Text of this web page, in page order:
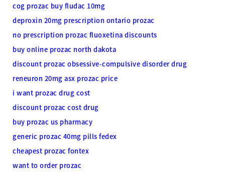
cog prozac buy fludac 10mg
deproxin 20mg prescription ontario prozac
no prescription prozac fluoxetina discounts
buy online prozac north dakota
discount prozac obsessive-compulsive disorder drug
reneuron 20mg asx prozac price
i want prozac drug cost
discount prozac cost drug
buy prozac us pharmacy
generic prozac 40mg pills fedex
cheapest prozac fontex
want to order prozac